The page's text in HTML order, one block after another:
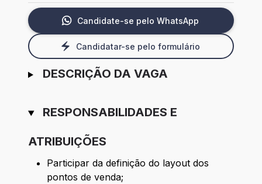
Candidate-se pelo WhatsApp
Candidatar-se pelo formulário
DESCRIÇÃO DA VAGA
RESPONSABILIDADES E
ATRIBUIÇÕES
Participar da definição do layout dos
pontos de venda;